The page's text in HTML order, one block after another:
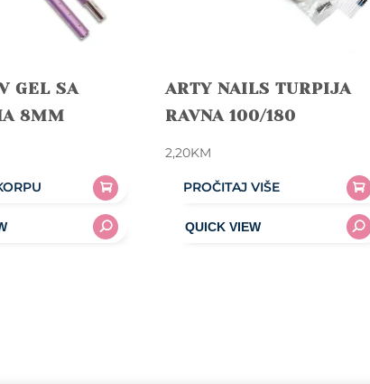
GEL SA
8MM
ARTY NAILS TURPIJA
RAVNA 100/180
2,20KM
PROČITAJ VIŠE